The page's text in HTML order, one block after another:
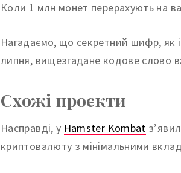
Коли 1 млн монет перерахують на
Нагадаємо, що секретний шифр, як
липня, вищезгадане кодове слово
Схожі проєкти
Насправді, у Hamster Kombat
криптовалюту з мінімальними